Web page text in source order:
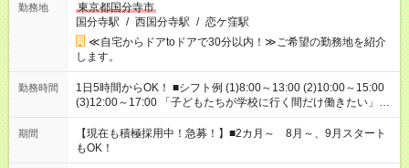
勤務地
東京都国分寺市
国分寺駅 / 西国分寺駅 / 恋ケ窪駅
≪自宅からドアtoドアで30分以内！≫ご希望の勤務地を紹介
します。
勤務時間
1日5時間からOK！ ■シフト例 (1)8:00～13:00 (2)10:00～15:00
(3)12:00～17:00 「子どもたちが学校に行く間だけ働きたい」
「余裕を持って夕飯の準備がしたい」 「午前中は働いて、午後
はプライベートの時間にしたい」 など、ご希望を教えてくださ
いね。 ※Wワーク希望の方へ 今ご覧のお仕事で希望する勤務時
間と、もう1つのお仕事の勤務時間。 合計で週40時間を超える
期間
【現在も積極採用中！急募！】■2カ月～ 8月～、9月スタート
もOK！